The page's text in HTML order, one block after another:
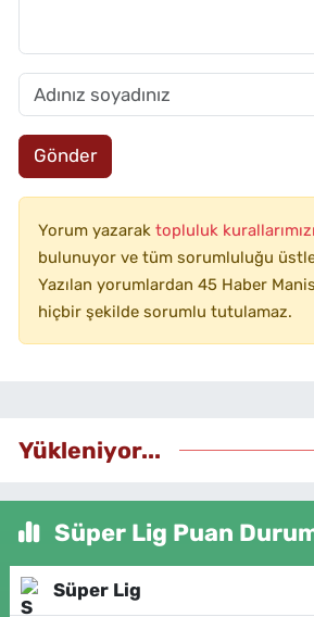
Gönder
Yorum yazarak topluluk kurallarımızı
bulunuyor ve tüm sorumluluğu
Yazılan yorumlardan 45 Haber
hiçbir şekilde sorumlu tutulamaz.
Yükleniyor...
Süper Lig Puan
Süper Lig